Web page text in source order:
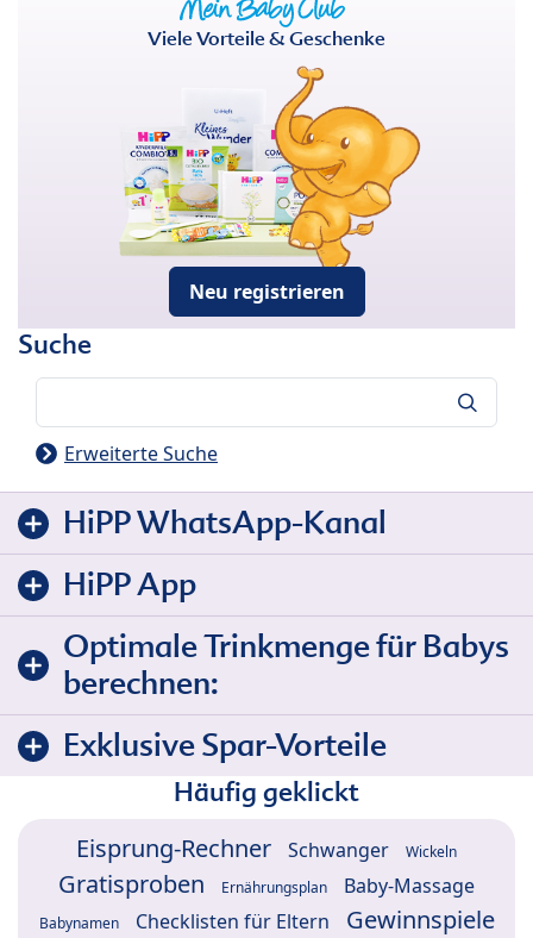
Viele Vorteile & Geschenke
Neu registrieren
Suche
Erweiterte Suche
HiPP WhatsApp-Kanal
HiPP App
Optimale Trinkmenge für Babys
berechnen:
Exklusive Spar-Vorteile
Häufig geklickt
Eisprung-Rechner Schwanger Wickeln
Gratisproben Ernährungsplan Baby-Massage
Babynamen Checklisten für Eltern
Gewinnspiele